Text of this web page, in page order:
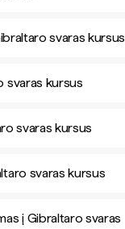
svaras kursus
svaras kursus
svaras kursus
svaras kursus
į Gibraltaro svaras